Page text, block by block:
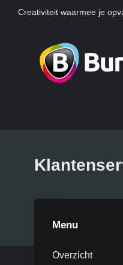
Creativiteit waarmee je
Menu
Overzicht